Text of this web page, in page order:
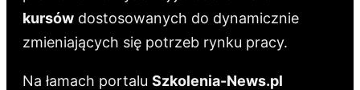
kursów dostosowanych do dynamicznie
zmieniających się potrzeb rynku pracy.
Na łamach portalu Szkolenia-News.pl